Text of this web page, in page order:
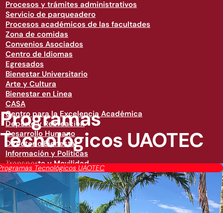
Procesos y trámites administrativos
Servicio de parqueadero
Procesos académicos de las facultades
Zona de comidas
Convenios Asociados
Centro de Idiomas
Egresados
Bienestar Universitario
Arte y Cultura
Bienestar en Linea
CASA
Centro para la Excelencia Académica
Deporte y Recreación
Desarrollo Humano
Directorio Bienestar
Información y Políticas
Transporte y Movilidad
Tecnológicos UAOTEC
Programas
Tecnológicos UAOTEC
Admisiones